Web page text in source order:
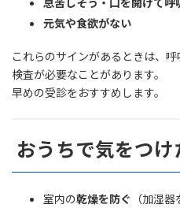
元気や食欲がない
これらのサインがあるときは、
検査が必要なことがあります。
早めの受診をおすすめします。
おうちで気をつ
室内の乾燥を防ぐ （加湿器